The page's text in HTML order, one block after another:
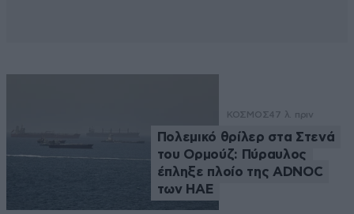
ΚΟΣΜΟΣ47 λ. πριν
Πολεμικό θρίλερ στα Στενά
του Ορμούζ: Πύραυλος
έπληξε πλοίο της ADNOC
των ΗΑΕ